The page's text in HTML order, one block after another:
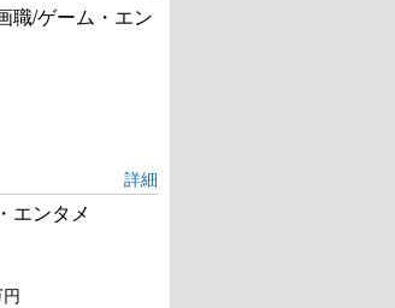
職/ゲーム・エン
詳細
エンタメ